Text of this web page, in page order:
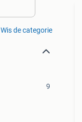
Wis de categorie
9